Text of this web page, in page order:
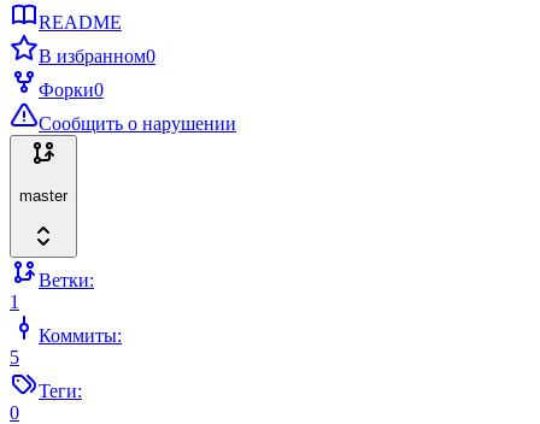
README
В избранном0
Форки0
Сообщить о нарушении
master
Ветки:
1
Коммиты:
5
Теги:
0